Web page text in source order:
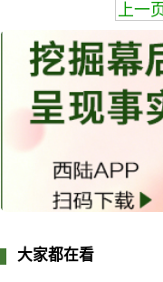
上一
大家都在看